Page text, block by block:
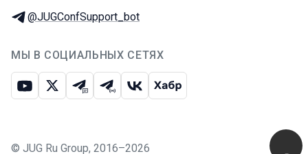
Телеграм:
@JUGConfSupport_bot
МЫ В СОЦИАЛЬНЫХ СЕТЯХ
ЮтубИкс Телеграм-чат
Телеграм-канал
ВКонтакте
Хабр
© JUG Ru Group, 2016–2026